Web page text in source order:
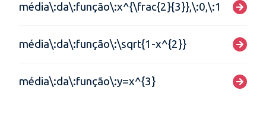
média\:da\:função\:x^{\frac{2}{3}},\:0,\:1
média\:da\:função\:\sqrt{1-x^{2}}
média\:da\:função\:y=x^{3}